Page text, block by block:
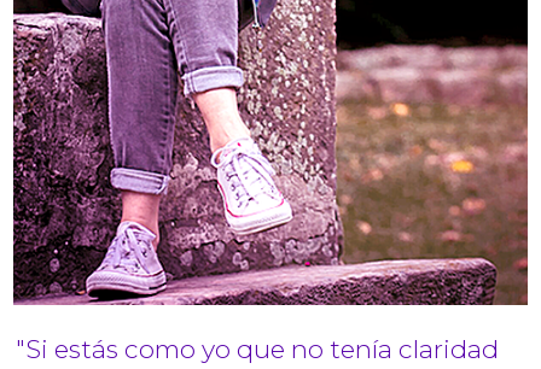
"Si estás como yo que no tenía claridad